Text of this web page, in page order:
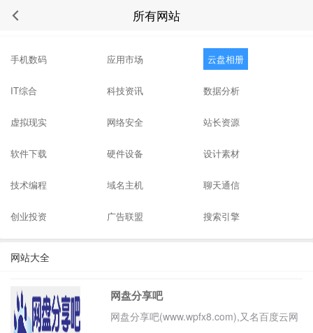
所有网站
站点分类
手机数码 应用市场 云盘相册
IT综合 科技资讯 数据分析
虚拟现实 网络安全 站长资源
软件下载 硬件设备 设计素材
技术编程 域名主机 聊天通信
创业投资 广告联盟 搜索引擎
网站大全
网盘分享吧
网盘分享吧(www.wpfx8.com),又名百度云网